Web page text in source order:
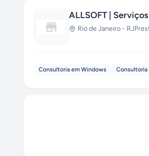
ALLSOFT |
Rio de Janeiro - RJ
Consultoria em Windows Consultoria